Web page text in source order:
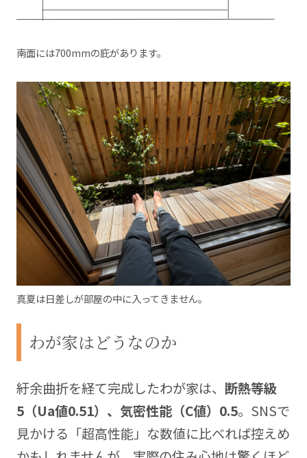
南面には700mmの庇があります。
真夏は日差しが部屋の中に入ってきません。
わが家はどうなのか
紆余曲折を経て完成したわが家は、 断熱等級
5（Ua値0.51）、気密性能（C値）0.5。SNSで
見かける「超高性能」な数値に比べれば控えめ